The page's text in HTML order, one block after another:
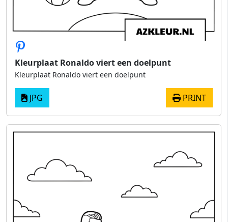
Kleurplaat Ronaldo viert een doelpunt
Kleurplaat Ronaldo viert een doelpunt
JPG PRINT